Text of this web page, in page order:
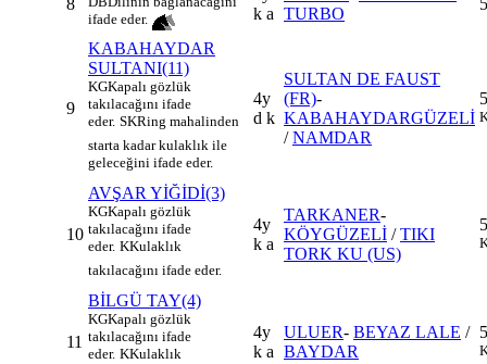
8
ifade eder.
k a TURBO
9
KABAHAYDAR
SULTANI(11)
KGKapalı gözlük
takılacağını ifade
eder. SKRing mahalinden
starta kadar kulaklık ile
geleceğini ifade eder.
4y
d k
SULTAN DE FAUST
(FR)-
KABAHAYDARGÜZELİ
/NAMDAR
10
AVŞAR YİĞİDİ(3)
KGKapalı gözlük
takılacağını ifade
eder. KKulaklık
takılacağını ifade eder.
4y
k a
TARKANER-
KÖYGÜZELİ /TIKI
TORK KU (US)
11
BİLGÜ TAY(4)
KGKapalı gözlük
takılacağını ifade
eder. KKulaklık
4y
k a
ULUER- BEYAZ LALE /
BAYDAR